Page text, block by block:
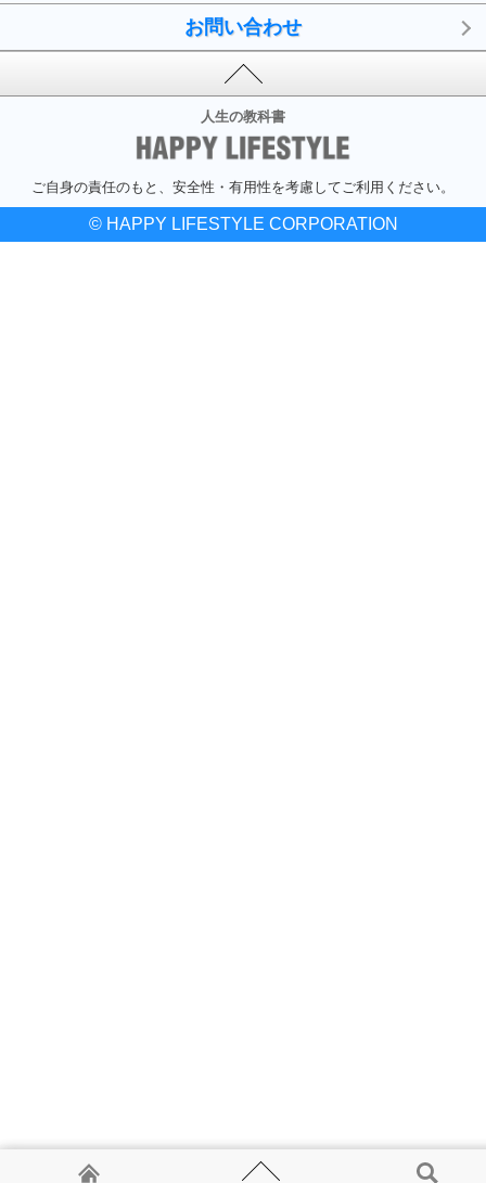
お問い合わせ
人生の教科書
ご自身の責任のもと、安全性・有用性を考慮してご利用ください。
© HAPPY LIFESTYLE CORPORATION